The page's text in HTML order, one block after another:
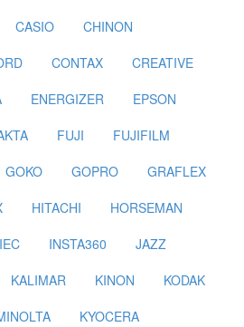
CASIO
CHINON
CONTAX
CREATIVE
ENERGIZER
EPSON
FUJI
FUJIFILM
GOKO GOPRO
GRAFLEX
HITACHI
HORSEMAN
IEC INSTA360
JAZZ
KALIMAR KINON
KODAK
KYOCERA